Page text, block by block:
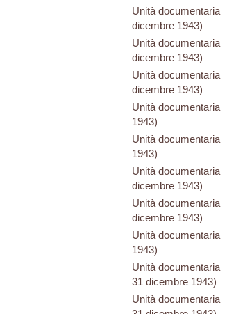
Unità documentaria
dicembre 1943)
Unità documentaria
dicembre 1943)
Unità documentaria
dicembre 1943)
Unità documentaria
1943)
Unità documentaria
1943)
Unità documentaria
dicembre 1943)
Unità documentaria
dicembre 1943)
Unità documentaria
1943)
Unità documentaria
31 dicembre 1943)
Unità documentaria